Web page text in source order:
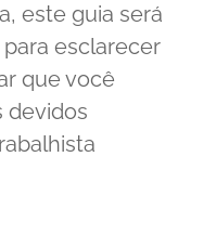
este guia será
esclarecer
que você
devidos